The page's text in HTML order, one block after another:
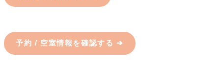
予約 / 空室情報を確認する ➔